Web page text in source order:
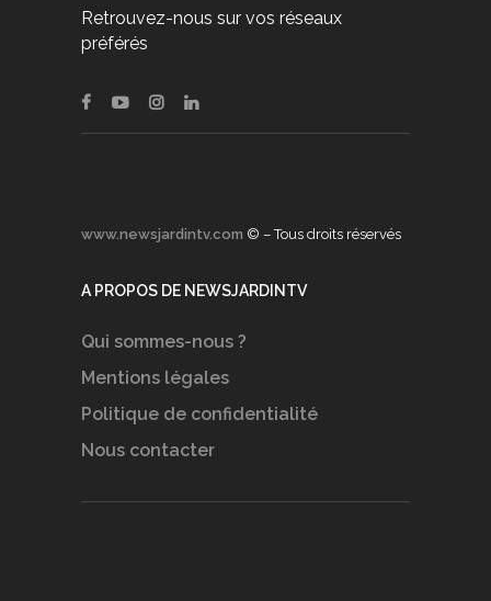
Retrouvez-nous sur vos réseaux
préférés
www.newsjardintv.com © – Tous droits réservés
A PROPOS DE NEWSJARDINTV
Qui sommes-nous ?
Mentions légales
Politique de confidentialité
Nous contacter